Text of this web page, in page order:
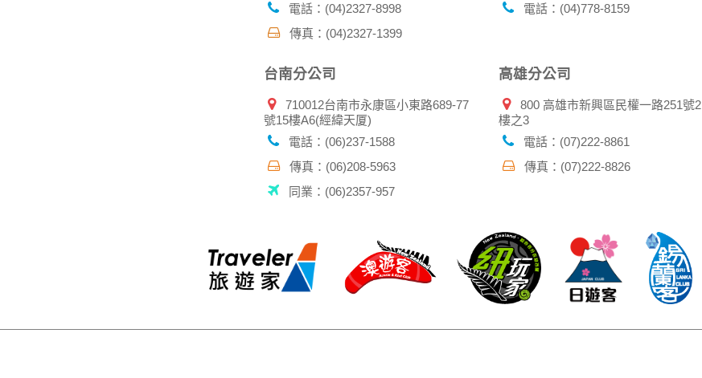
電話：(04)2327-8998
傳真：(04)2327-1399
電話：(04)778-8159
台南分公司
710012台南市永康區小東路689-77
號15樓A6(經緯天厦)
電話：(06)237-1588
傳真：(06)208-5963
同業：(06)2357-957
高雄分公司
800 高雄市新興區民權一路251號2
樓之3
電話：(07)222-8861
傳真：(07)222-8826